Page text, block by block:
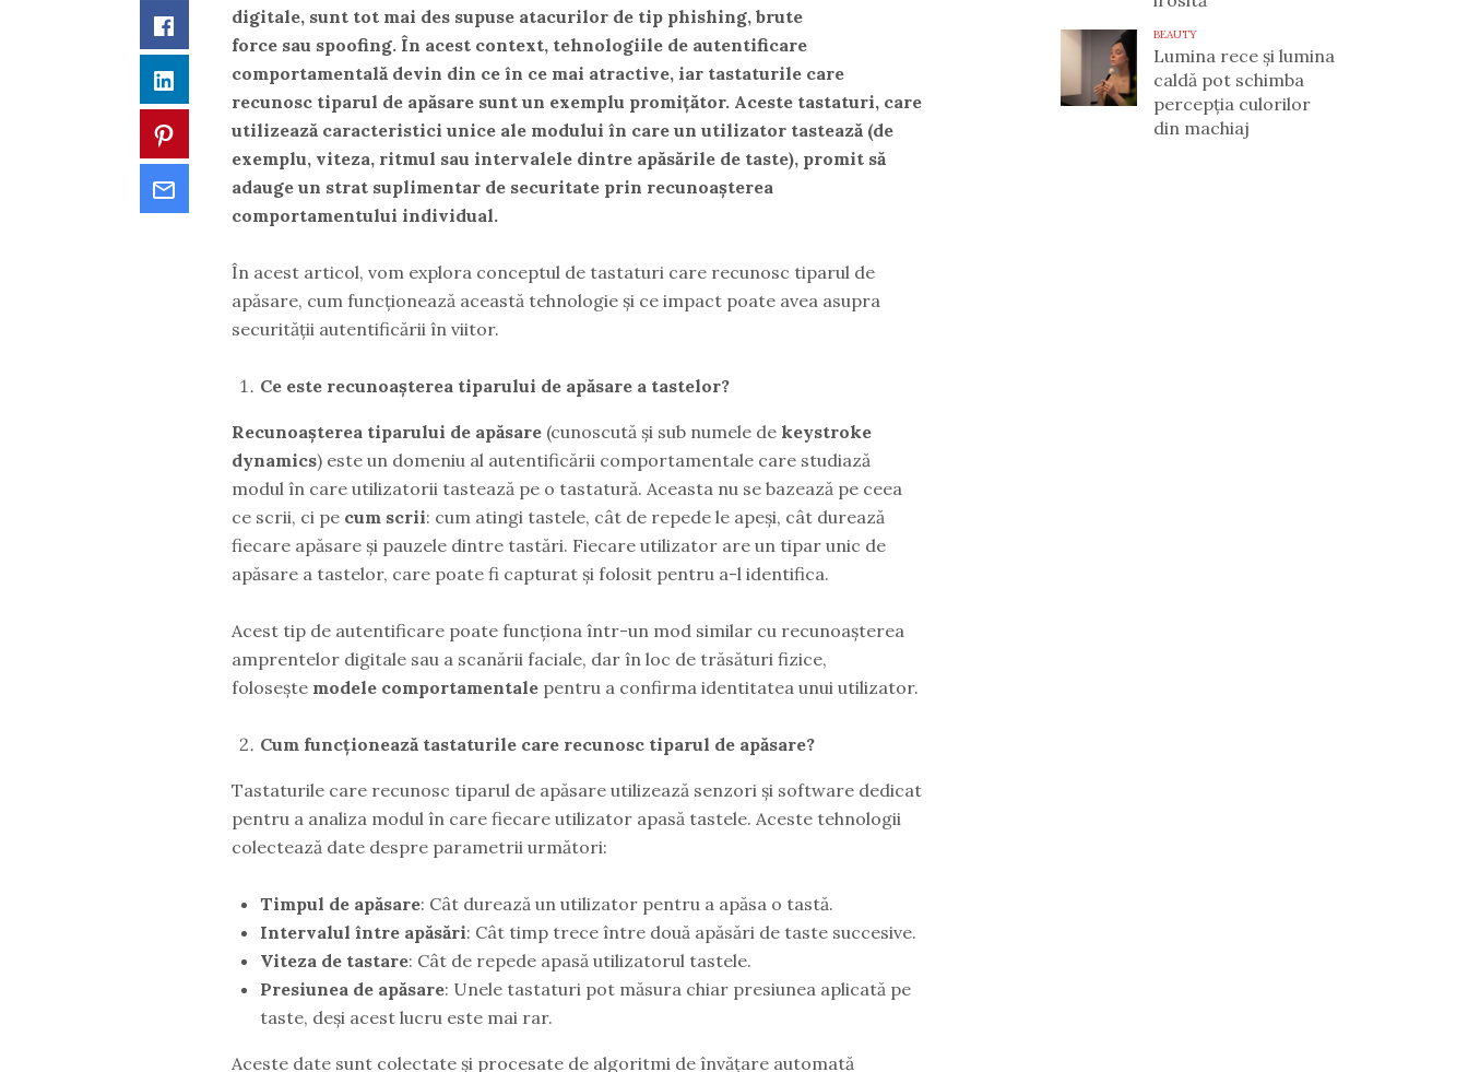
Facebook
LinkedIn
Pinterest
digitale, sunt tot mai des supuse atacurilor de tip phishing, brute
forcesau spoofing. În acest context, tehnologiile de autentificare
comportamentalădevin din ce în ce mai atractive, iar tastaturile care
recunosc tiparul de apăsaresunt un exemplu promițător. Aceste tastaturi, care
utilizează caracteristici unice ale modului în care un utilizator tastează (de
exemplu, viteza, ritmul sau intervalele dintre apăsările de taste), promit să
adauge un strat suplimentar de securitate prin recunoașterea
comportamentului individual.
În acest articol, vom explora conceptul de tastaturi care recunosc tiparul de
apăsare, cum funcționează această tehnologie și ce impact poate avea asupra
securității autentificării în viitor.
Ce este recunoașterea tiparului de apăsare a tastelor?
Recunoașterea tiparului de apăsare(cunoscută și sub numele de keystroke
dynamics) este un domeniu al autentificării comportamentale care studiază
modul în care utilizatorii tastează pe o tastatură. Aceasta nu se bazează pe ceea
ce scrii, ci pe cum scrii: cum atingi tastele, cât de repede le apeși, cât durează
fiecare apăsare și pauzele dintre tastări. Fiecare utilizator are un tipar unic de
apăsare a tastelor, care poate fi capturat și folosit pentru a-l identifica.
Acest tip de autentificare poate funcționa într-un mod similar cu recunoașterea
amprentelor digitale sau a scanării faciale, dar în loc de trăsături fizice,
folosește modele comportamentalepentru a confirma identitatea unui utilizator.
Cum funcționează tastaturile care recunosc tiparul de apăsare?
Tastaturile care recunosc tiparul de apăsare utilizează senzori și software dedicat
pentru a analiza modul în care fiecare utilizator apasă tastele. Aceste tehnologii
colectează date despre parametrii următori:
Timpul de apăsare: Cât durează un utilizator pentru a apăsa o tastă.
Intervalul între apăsări: Cât timp trece între două apăsări de taste succesive.
Viteza de tastare: Cât de repede apasă utilizatorul tastele.
Presiunea de apăsare: Unele tastaturi pot măsura chiar presiunea aplicată pe
taste, deși acest lucru este mai rar.
Aceste date sunt colectate și procesate de algoritmi de învățare automată
BEAUTY
Lumina rece și lumina
caldă pot schimba
percepția culorilor
din machiaj